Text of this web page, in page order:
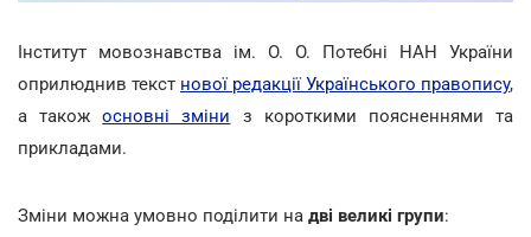
Інститут мовознавства ім. О. О. Потебні НАН України
оприлюднив текст нової редакції Українського правопису,
а такожосновні зміни з короткими поясненнями та
прикладами.
Зміни можна умовно поділити на дві великі групи: